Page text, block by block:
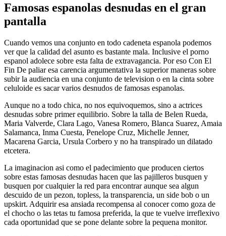
Famosas espanolas desnudas en el gran
pantalla
Cuando vemos una conjunto en todo cadeneta espanola podemos
ver que la calidad del asunto es bastante mala. Inclusive el porno
espanol adolece sobre esta falta de extravagancia. Por eso Con El
Fin De paliar esa carencia argumentativa la superior maneras sobre
subir la audiencia en una conjunto de television o en la cinta sobre
celuloide es sacar varios desnudos de famosas espanolas.
Aunque no a todo chica, no nos equivoquemos, sino a actrices
desnudas sobre primer equilibrio. Sobre la talla de Belen Rueda,
Maria Valverde, Clara Lago, Vanesa Romero, Blanca Suarez, Amaia
Salamanca, Inma Cuesta, Penelope Cruz, Michelle Jenner,
Macarena Garcia, Ursula Corbero y no ha transpirado un dilatado
etcetera.
La imaginacion asi­ como el padecimiento que producen ciertos
sobre estas famosas desnudas hacen que las pajilleros busquen y
busquen por cualquier la red para encontrar aunque sea algun
descuido de un pezon, topless, la transparencia, un side bob o un
upskirt. Adquirir esa ansiada recompensa al conocer como goza de
el chocho o las tetas tu famosa preferida, la que te vuelve irreflexivo
cada oportunidad que se pone delante sobre la pequena monitor.